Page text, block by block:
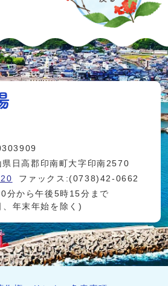
県日高郡印南町大字印南2570
ファックス:(0738)42-0662
分から午後5時15分まで
年末年始を除く)